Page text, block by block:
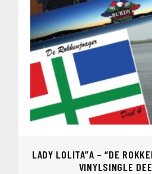
LADY LOLITA”A – “DE
VINYLSINGLE